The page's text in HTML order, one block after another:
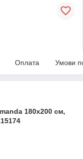
Оплата Умови
180x200 см,